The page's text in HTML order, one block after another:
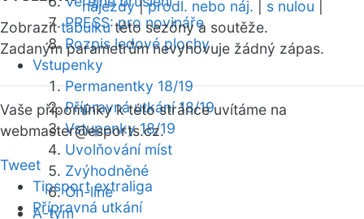
PRESS: pro novináře
Rozpis ledové plochy
Vstupenky
Permanentky 18/19
Přípravná utkání 18/19
Vstupenky 18/19
Uvolňování míst
Zvýhodněné
On-line
A-tým
nájezdy|prodl. nebo náj. s nulou
Zobrazittabulkutéto sezóny a soutěže.
Zadaným parametrům nevyhovuje žádný zápas.
Vaše připomínky k této stránce uvítáme na
webmaster@esports.cz.
Tweet
Tipsport extraliga
Přípravná utkání